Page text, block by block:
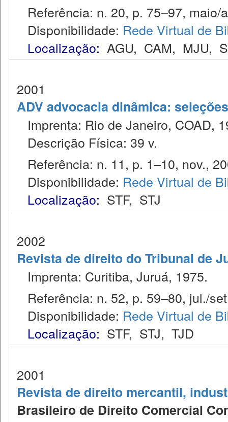
Referência: n. 20, p. 75–97, maio/
Disponibilidade: Rede Virtual de
Localização: AGU, CAM, MJU,
2001
ADV advocacia dinâmica:
Imprenta: Rio de Janeiro, COAD,
Descrição Física: 39 v.
Referência: n. 11, p. 1–10, nov.,
Disponibilidade: Rede Virtual de
Localização: STF, STJ
2002
Revista de direito do Tribunal de
Imprenta: Curitiba, Juruá, 1975.
Referência: n. 52, p. 59–80, jul./
Disponibilidade: Rede Virtual de
Localização: STF, STJ, TJD
2001
Revista de direito mercantil,
Brasileiro de Direito Comercial